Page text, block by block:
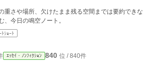
重さや場所、欠けたまま残る空間までは要約できな
、今日の鳴空ノート。
ﾄｼｮｰﾄ
ｴｯｾｲ・ﾉﾝﾌｨｸｼｮﾝ 840 位 / 840件